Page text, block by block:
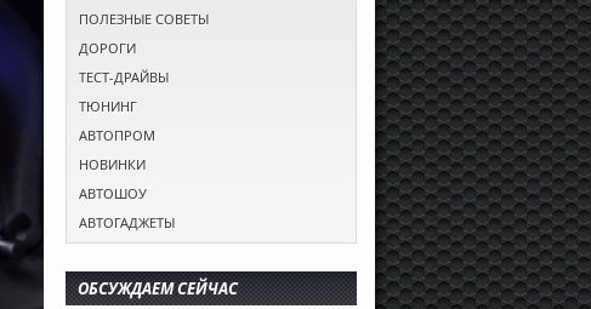
ПОЛЕЗНЫЕ СОВЕТЫ
ДОРОГИ
ТЕСТ-ДРАЙВЫ
ТЮНИНГ
АВТОПРОМ
НОВИНКИ
АВТОШОУ
АВТОГАДЖЕТЫ
ОБСУЖДАЕМ СЕЙЧАС